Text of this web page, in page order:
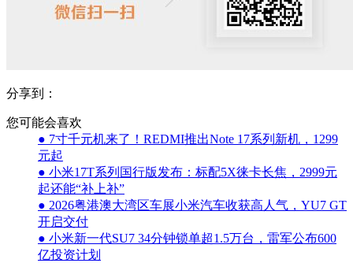
分享到：
您可能会喜欢
● 7寸千元机来了！REDMI推出Note 17系列新机，1299
元起
● 小米17T系列国行版发布：标配5X徕卡长焦，2999元
起还能“补上补”
● 2026粤港澳大湾区车展小米汽车收获高人气，YU7 GT
开启交付
● 小米新一代SU7 34分钟锁单超1.5万台，雷军公布600
亿投资计划